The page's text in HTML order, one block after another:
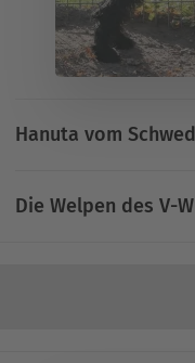
Hanuta vom
Die Welpen des V-